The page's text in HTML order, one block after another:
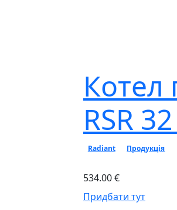
Котел
RSR
Radiant Продукція
534.00 €
Придбати тут